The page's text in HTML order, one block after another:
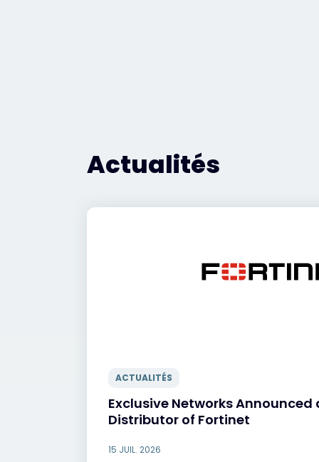
Actualités
ACTUALITÉS
Exclusive Networks Announced
Distributor of Fortinet
15 JUIL. 2026